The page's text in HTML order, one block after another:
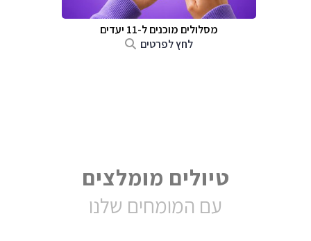
מסלולים מוכנים ל-11 יעדים
לחץ לפרטים
טיולים מומלצים
עם המומחים שלנו